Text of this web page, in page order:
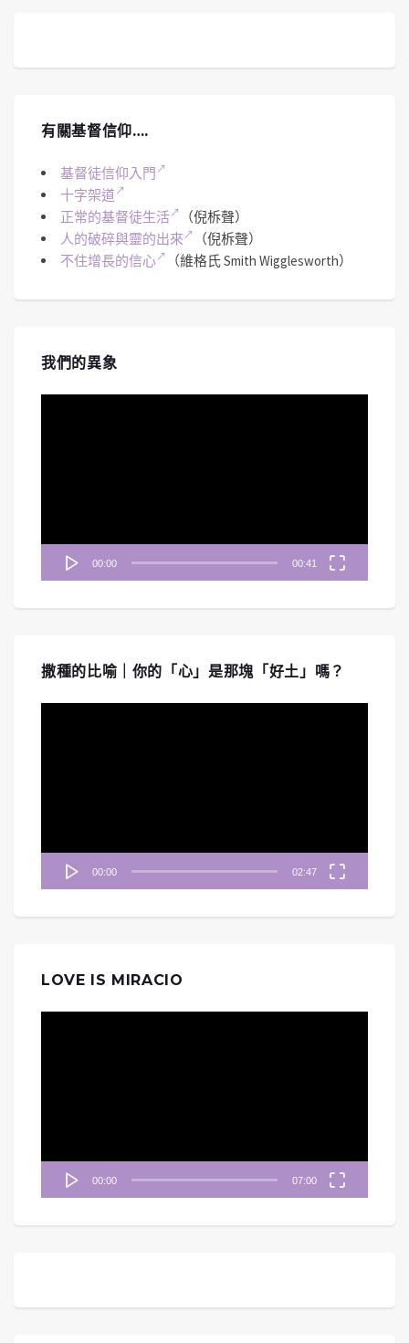
有關基督信仰….
基督徒信仰入門
十字架道
正常的基督徒生活
（倪柝聲）
人的破碎與靈的出來
（倪柝聲）
不住增長的信心
（維格氏 Smith Wigglesworth）
我們的異象
00:00 00:41
撒種的比喻｜你的「心」是那塊「好土」嗎？
00:00 02:47
LOVE IS MIRACIO
00:00 07:00